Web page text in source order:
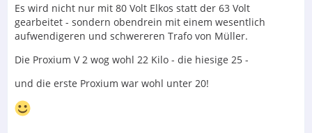
Es wird nicht nur mit 80 Volt Elkos statt der 63 Volt
gearbeitet - sondern obendrein mit einem wesentlich
aufwendigeren und schwereren Trafo von Müller.
Die Proxium V 2 wog wohl 22 Kilo - die hiesige 25 -
und die erste Proxium war wohl unter 20!